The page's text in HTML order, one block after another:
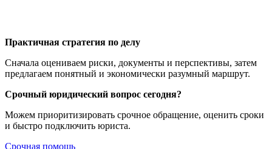
Практичная стратегия по делу
Сначала оцениваем риски, документы и перспективы, затем
предлагаем понятный и экономически разумный маршрут.
Срочный юридический вопрос сегодня?
Можем приоритизировать срочное обращение, оценить сроки
и быстро подключить юриста.
Срочная помощь